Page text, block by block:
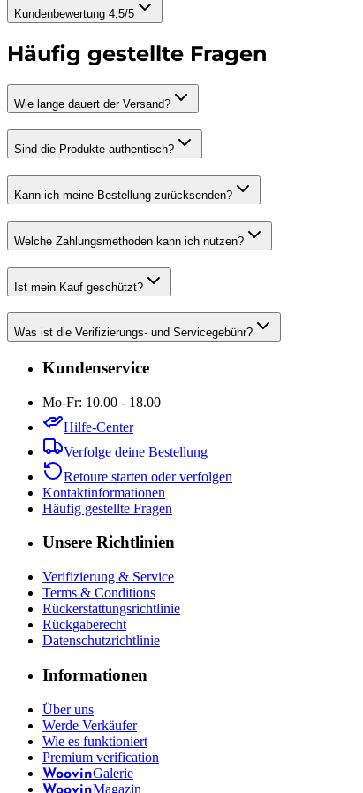
Kundenbewertung 4,5/5
Häufig gestellte Fragen
Wie lange dauert der Versand?
Sind die Produkte authentisch?
Kann ich meine Bestellung zurücksenden?
Welche Zahlungsmethoden kann ich nutzen?
Ist mein Kauf geschützt?
Was ist die Verifizierungs- und Servicegebühr?
Kundenservice
Mo-Fr: 10.00 - 18.00
Hilfe-Center
Verfolge deine Bestellung
Retoure starten oder verfolgen
Kontaktinformationen
Häufig gestellte Fragen
Unsere Richtlinien
Verifizierung & Service
Terms & Conditions
Rückerstattungsrichtlinie
Rückgaberecht
Datenschutzrichtlinie
Informationen
Über uns
Werde Verkäufer
Wie es funktioniert
Premium verification
WoovinGalerie
WoovinMagazin